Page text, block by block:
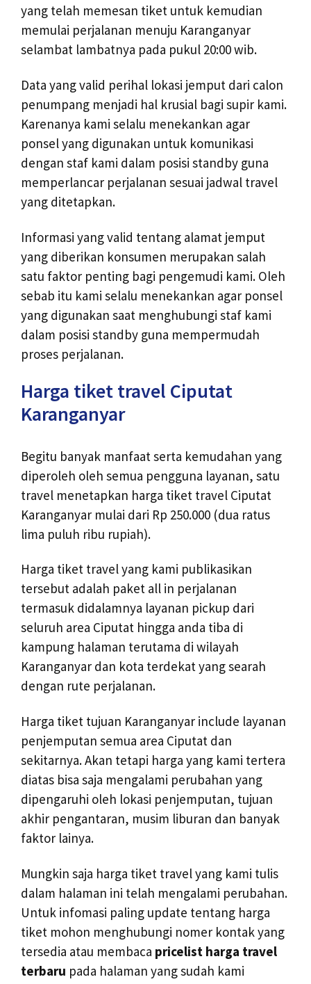
yang telah memesan tiket untuk kemudian
memulai perjalanan menuju Karanganyar
selambat lambatnya pada pukul 20:00 wib.
Data yang valid perihal lokasi jemput dari calon
penumpang menjadi hal krusial bagi supir kami.
Karenanya kami selalu menekankan agar
ponsel yang digunakan untuk komunikasi
dengan staf kami dalam posisi standby guna
memperlancar perjalanan sesuai jadwal travel
yang ditetapkan.
Informasi yang valid tentang alamat jemput
yang diberikan konsumen merupakan salah
satu faktor penting bagi pengemudi kami. Oleh
sebab itu kami selalu menekankan agar ponsel
yang digunakan saat menghubungi staf kami
dalam posisi standby guna mempermudah
proses perjalanan.
Harga tiket travel Ciputat
Karanganyar
Begitu banyak manfaat serta kemudahan yang
diperoleh oleh semua pengguna layanan, satu
travel menetapkan harga tiket travel Ciputat
Karanganyar mulai dari Rp 250.000 (dua ratus
lima puluh ribu rupiah).
Harga tiket travel yang kami publikasikan
tersebut adalah paket all in perjalanan
termasuk didalamnya layanan pickup dari
seluruh area Ciputat hingga anda tiba di
kampung halaman terutama di wilayah
Karanganyar dan kota terdekat yang searah
dengan rute perjalanan.
Harga tiket tujuan Karanganyar include layanan
penjemputan semua area Ciputat dan
sekitarnya. Akan tetapi harga yang kami tertera
diatas bisa saja mengalami perubahan yang
dipengaruhi oleh lokasi penjemputan, tujuan
akhir pengantaran, musim liburan dan banyak
faktor lainya.
Mungkin saja harga tiket travel yang kami tulis
dalam halaman ini telah mengalami perubahan.
Untuk infomasi paling update tentang harga
tiket mohon menghubungi nomer kontak yang
tersedia atau membaca pricelist harga travel
terbaru pada halaman yang sudah kami